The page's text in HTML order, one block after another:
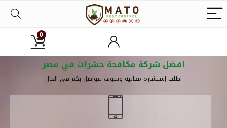
0
افضل شركة مكافحة حشرات في مصر
أطلب إستشارة مجانيه وسوف نتواصل بكم في الحال​